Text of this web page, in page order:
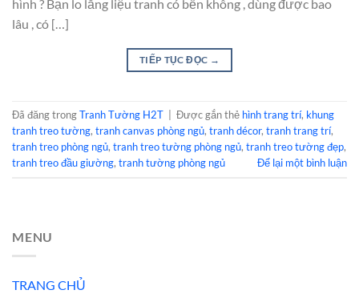
hình ? Bạn lo lắng liệu tranh có bền không , dùng được bao
lâu , có […]
TIẾP TỤC ĐỌC →
Đã đăng trongTranh Tường H2T Được gắn thẻ hình trang trí, khung
tranh treo tường, tranh canvas phòng ngủ, tranh décor, tranh trang trí,
tranh treo phòng ngủ, tranh treo tường phòng ngủ, tranh treo tường đẹp,
tranh treo đầu giường, tranh tường phòng ngủ Để lại một bình luận
MENU
TRANG CHỦ